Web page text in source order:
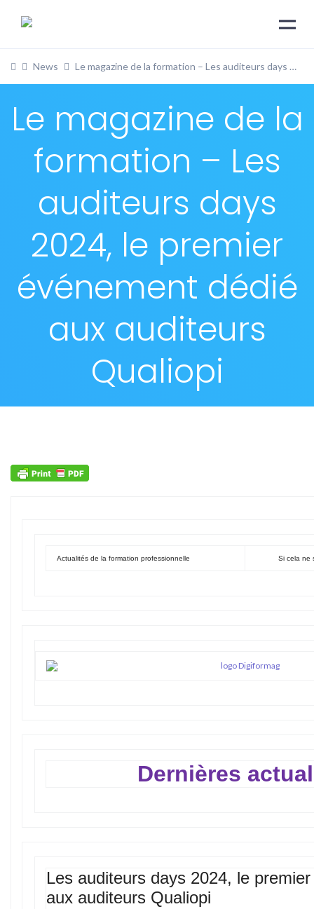
News Le magazine de la formation – Les auditeurs days 2024, le premier événement dédié aux auditeurs Qualiopi
Le magazine de la
formation – Les
auditeurs days
2024, le premier
événement dédié
aux auditeurs
Qualiopi
Actualités de la formation professionnelle Si cela ne
Dernières
Les auditeurs days 2024, le
aux auditeurs Qualiopi